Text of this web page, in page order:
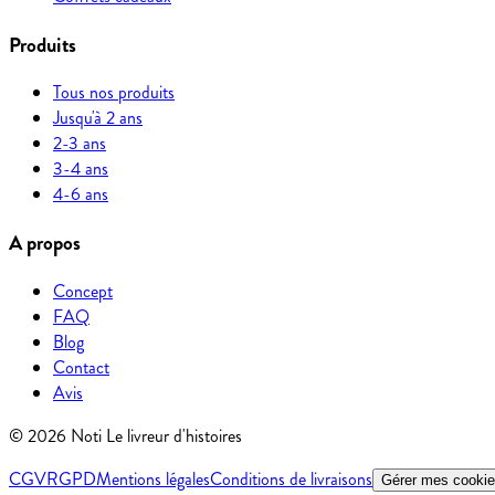
Produits
Tous nos produits
Jusqu'à 2 ans
2-3 ans
3-4 ans
4-6 ans
A propos
Concept
FAQ
Blog
Contact
Avis
©2026 Noti Le livreur d'histoires
CGVRGPDMentions légalesConditions de livraisons Gérer mes